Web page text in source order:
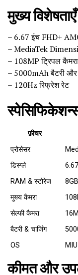
मुख्य
– 6.67 इंच FHD+
– MediaTek
– 108MP ट्रिपल
– 5000mAh बैटरी और
– 120Hz रिफ्रेश रेट
फ़ीचर
प्रोसेसर
डिस्प्ले
RAM & स्टोरेज
मुख्य कैमरा
सेल्फी कैमरा
बैटरी & चार्जिंग
OS
कीमत और